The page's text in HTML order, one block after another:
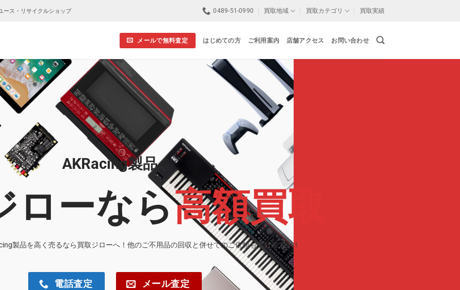
ース・リサイクルショップ 0489-51-0990 買取地域 買取カテゴリ 買取実績
メールで無料査定 はじめての方 ご利用案内 店舗アクセス お問い合わせ
AKRacing製品…
ローなら高額買取
製品を高く売るなら買取ジローへ！他のご不用品の回収と併せてのご依頼も大歓迎です！
電話査定 メール査定